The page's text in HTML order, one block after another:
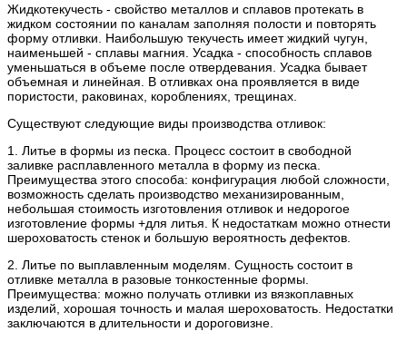
Жидкотекучесть - свойство металлов и сплавов протекать в
жидком состоянии по каналам заполняя полости и повторять
форму отливки. Наибольшую текучесть имеет жидкий чугун,
наименьшей - сплавы магния. Усадка - способность сплавов
уменьшаться в объеме после отвердевания. Усадка бывает
объемная и линейная. В отливках она проявляется в виде
пористости, раковинах, короблениях, трещинах.
Существуют следующие виды производства отливок:
1. Литье в формы из песка. Процесс состоит в свободной
заливке расплавленного металла в форму из песка.
Преимущества этого способа: конфигурация любой сложности,
возможность сделать производство механизированным,
небольшая стоимость изготовления отливок и недорогое
изготовление формы +для литья. К недостаткам можно отнести
шероховатость стенок и большую вероятность дефектов.
2. Литье по выплавленным моделям. Сущность состоит в
отливке металла в разовые тонкостенные формы.
Преимущества: можно получать отливки из вязкоплавных
изделий, хорошая точность и малая шероховатость. Недостатки
заключаются в длительности и дороговизне.